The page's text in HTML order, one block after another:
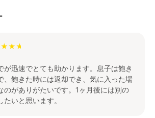
が迅速でとても助かります。息子は飽き
、飽きた時には返却でき、気に入った場
のがありがたいです。1ヶ月後には別の
いと思います。